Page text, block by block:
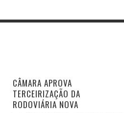
CÂMARA APROVA
TERCEIRIZAÇÃO DA
RODOVIÁRIA NOVA